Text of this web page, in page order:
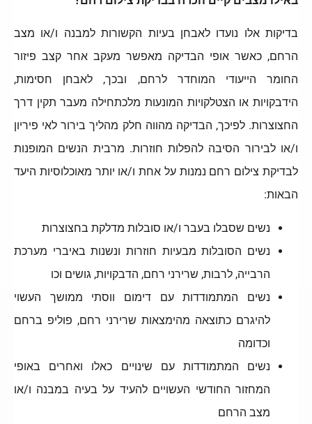
בדיקות אלו נועדו לאבחן בעיות הקשורות למבנה ו/או מצב
הרחם, כאשר אופי הבדיקה מאפשר מעקב אחר קצב פיזור
החומר הייעודי המוחדר לרחם, ובכך, לאבחן חסימות,
הידבקויות או הצטלקויות המונעות מלכתחילה מעבר תקין דרך
החצוצרות. לפיכך, הבדיקה מהווה חלק מהליך בירור לאי פיריון
ו/או לבירור הסיבה להפלות חוזרות. מרבית הנשים המופנות
לבדיקת צילום רחם נמנות על אחת ו/או יותר מאוכלוסיות היעד
הבאות:
נשים שסבלו בעבר ו/או סובלות מדלקת בחצוצרות
נשים הסובלות מבעיות חוזרות ונשנות באיברי מערכת
הרבייה, לרבות, שרירני רחם, הדבקויות, גושים וכו
נשים המתמודדות עם דימום ווסתי ממושך העשוי
להיגרם כתוצאה מהימצאות שרירני רחם, פוליפ ברחם
וכדומה
נשים המתמודדות עם שינויים כאלו ואחרים באופי
המחזור החודשי העשויים להעיד על בעיה במבנה ו/או
מצב הרחם